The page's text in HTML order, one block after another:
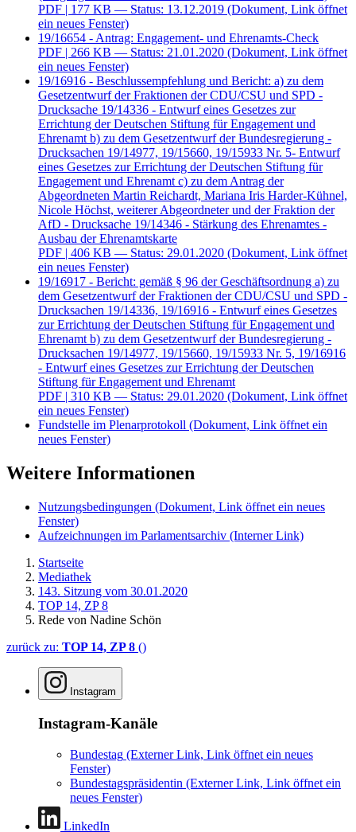
PDF | 177 KB — Status: 13.12.2019 (Dokument, Link öffnet
ein neues Fenster)
19/16654 - Antrag: Engagement- und Ehrenamts-Check
PDF | 266 KB — Status: 21.01.2020 (Dokument, Link öffnet
ein neues Fenster)
19/16916 - Beschlussempfehlung und Bericht: a) zu dem
Gesetzentwurf der Fraktionen der CDU/CSU und SPD -
Drucksache 19/14336 - Entwurf eines Gesetzes zur
Errichtung der Deutschen Stiftung für Engagement und
Ehrenamt b) zu dem Gesetzentwurf der Bundesregierung -
Drucksachen 19/14977, 19/15660, 19/15933 Nr. 5- Entwurf
eines Gesetzes zur Errichtung der Deutschen Stiftung für
Engagement und Ehrenamt c) zu dem Antrag der
Abgeordneten Martin Reichardt, Mariana Iris Harder-Kühnel,
Nicole Höchst, weiterer Abgeordneter und der Fraktion der
AfD - Drucksache 19/14346 - Stärkung des Ehrenamtes -
Ausbau der Ehrenamtskarte
PDF | 406 KB — Status: 29.01.2020 (Dokument, Link öffnet
ein neues Fenster)
19/16917 - Bericht: gemäß § 96 der Geschäftsordnung a) zu
dem Gesetzentwurf der Fraktionen der CDU/CSU und SPD -
Drucksachen 19/14336, 19/16916 - Entwurf eines Gesetzes
zur Errichtung der Deutschen Stiftung für Engagement und
Ehrenamt b) zu dem Gesetzentwurf der Bundesregierung -
Drucksachen 19/14977, 19/15660, 19/15933 Nr. 5, 19/16916
- Entwurf eines Gesetzes zur Errichtung der Deutschen
Stiftung für Engagement und Ehrenamt
PDF | 310 KB — Status: 29.01.2020 (Dokument, Link öffnet
ein neues Fenster)
Fundstelle im Plenarprotokoll (Dokument, Link öffnet ein
neues Fenster)
Weitere Informationen
Nutzungsbedingungen (Dokument, Link öffnet ein neues
Fenster)
Aufzeichnungen im Parlamentsarchiv (Interner Link)
Startseite
Mediathek
143. Sitzung vom 30.01.2020
TOP 14, ZP 8
Rede von Nadine Schön
zurück zu: TOP 14, ZP 8 ()
Instagram
Instagram-Kanäle
Bundestag (Externer Link, Link öffnet ein neues
Fenster)
Bundestagspräsidentin (Externer Link, Link öffnet ein
neues Fenster)
LinkedIn